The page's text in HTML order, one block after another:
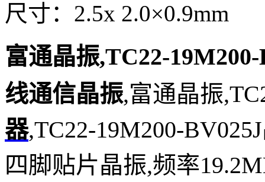
尺寸：2.5x 2.0×0.9mm
富通晶振,TC22-
线通信晶振,富通晶振
器,TC22-19M200-BV025J
四脚贴片晶振,频率